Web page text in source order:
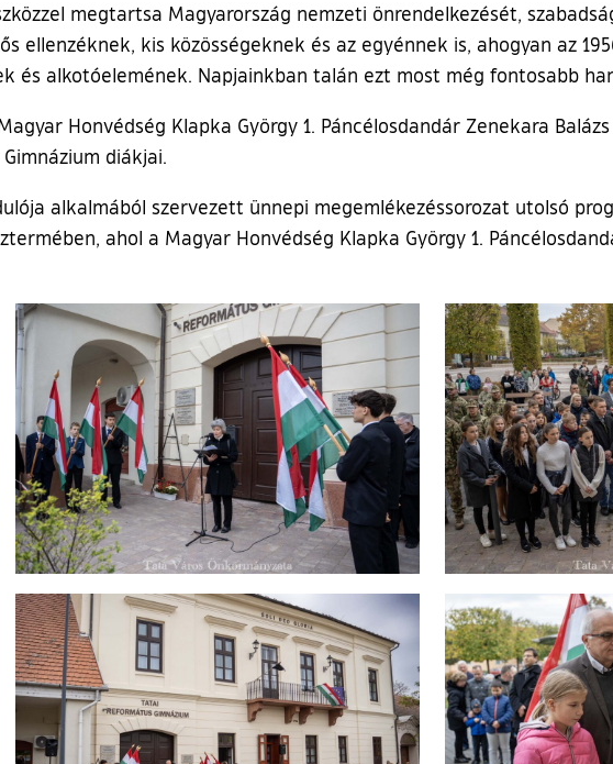
megtartsa Magyarország nemzeti önrendelkezését,
ellenzéknek, kis közösségeknek és az egyénnek is, ahogyan az
és alkotóelemének. Napjainkban talán ezt most még fontosabb
Honvédség Klapka György 1. Páncélosdandár Zenekara
diákjai.
alkalmából szervezett ünnepi megemlékezéssorozat utolsó
ahol a Magyar Honvédség Klapka György 1.